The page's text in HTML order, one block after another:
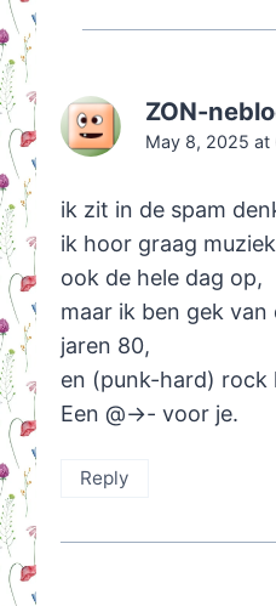
ZON-
May 8, 2025 at
ik zit in de spam
ik hoor graag
ook de hele dag op,
maar ik ben gek van
jaren 80,
en (punk-hard) rock
Een @->- voor je.
Reply